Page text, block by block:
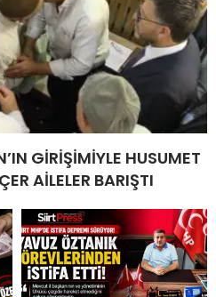
GİRİŞİMİYLE HUSUMET
AİLELER BARIŞTI